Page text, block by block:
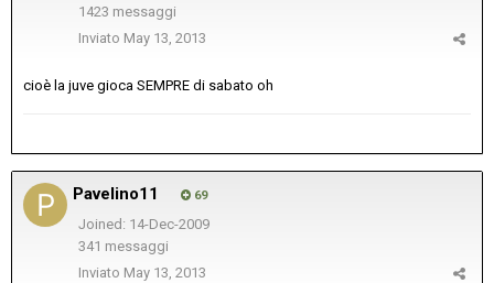
1423 messaggi
Inviato May 13, 2013
cioè la juve gioca SEMPRE di sabato oh
Pavelino11 69
Joined: 14-Dec-2009
341 messaggi
Inviato May 13, 2013